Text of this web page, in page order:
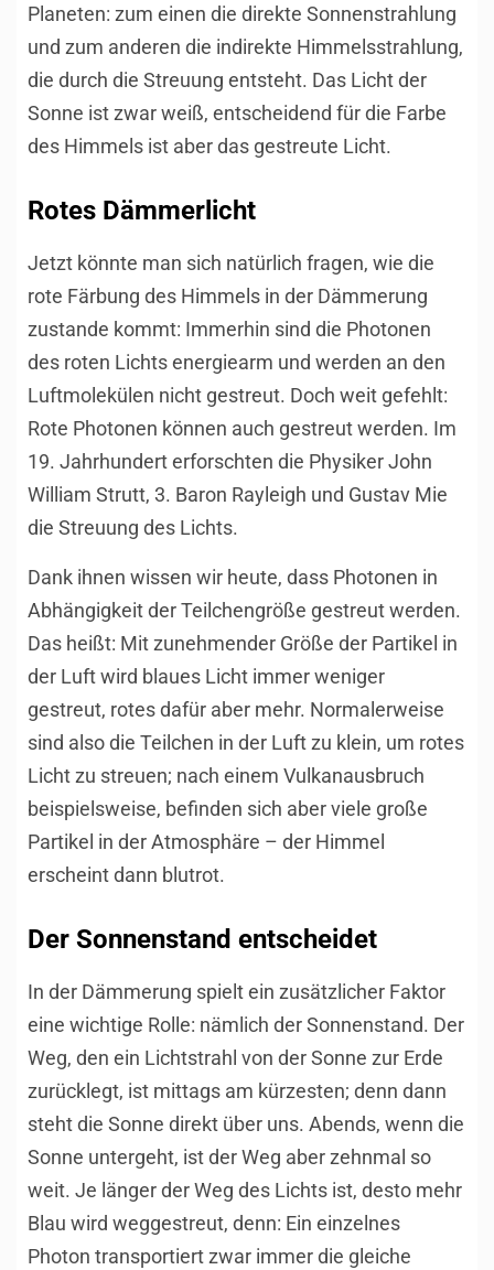
Planeten: zum einen die direkte Sonnenstrahlung
und zum anderen die indirekte Himmelsstrahlung,
die durch die Streuung entsteht. Das Licht der
Sonne ist zwar weiß, entscheidend für die Farbe
des Himmels ist aber das gestreute Licht.
Rotes Dämmerlicht
Jetzt könnte man sich natürlich fragen, wie die
rote Färbung des Himmels in der Dämmerung
zustande kommt: Immerhin sind die Photonen
des roten Lichts energiearm und werden an den
Luftmolekülen nicht gestreut. Doch weit gefehlt:
Rote Photonen können auch gestreut werden. Im
19. Jahrhundert erforschten die Physiker John
William Strutt, 3. Baron Rayleigh und Gustav Mie
die Streuung des Lichts.
Dank ihnen wissen wir heute, dass Photonen in
Abhängigkeit der Teilchengröße gestreut werden.
Das heißt: Mit zunehmender Größe der Partikel in
der Luft wird blaues Licht immer weniger
gestreut, rotes dafür aber mehr. Normalerweise
sind also die Teilchen in der Luft zu klein, um rotes
Licht zu streuen; nach einem Vulkanausbruch
beispielsweise, befinden sich aber viele große
Partikel in der Atmosphäre – der Himmel
erscheint dann blutrot.
Der Sonnenstand entscheidet
In der Dämmerung spielt ein zusätzlicher Faktor
eine wichtige Rolle: nämlich der Sonnenstand. Der
Weg, den ein Lichtstrahl von der Sonne zur Erde
zurücklegt, ist mittags am kürzesten; denn dann
steht die Sonne direkt über uns. Abends, wenn die
Sonne untergeht, ist der Weg aber zehnmal so
weit. Je länger der Weg des Lichts ist, desto mehr
Blau wird weggestreut, denn: Ein einzelnes
Photon transportiert zwar immer die gleiche